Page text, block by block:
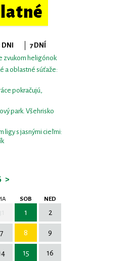
DNI
7 DNÍ
zvukom heligónok
a oblastné súťaže:
pokračujú,
park. Všehrisko
ligy s jasnými cieľmi:
>
SOB NED
1 2
7 8 9
15 16